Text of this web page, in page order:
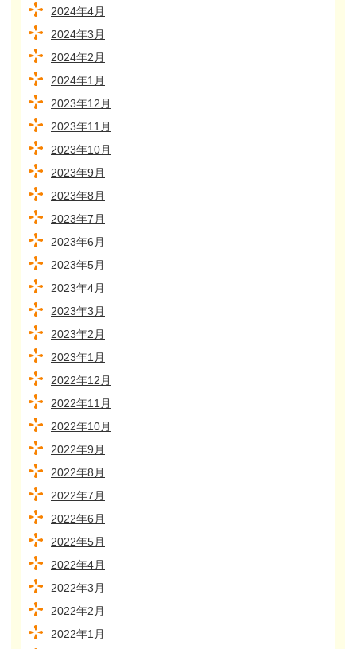
2024年4月
2024年3月
2024年2月
2024年1月
2023年12月
2023年11月
2023年10月
2023年9月
2023年8月
2023年7月
2023年6月
2023年5月
2023年4月
2023年3月
2023年2月
2023年1月
2022年12月
2022年11月
2022年10月
2022年9月
2022年8月
2022年7月
2022年6月
2022年5月
2022年4月
2022年3月
2022年2月
2022年1月